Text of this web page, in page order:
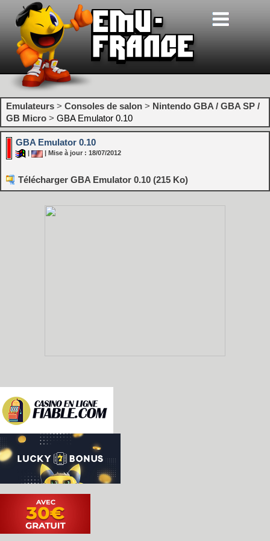
Emulateurs > Consoles de salon > Nintendo GBA / GBA SP /
GB Micro > GBA Emulator 0.10
GBA Emulator 0.10
| Mise à jour : 18/07/2012
Télécharger GBA Emulator 0.10 (215 Ko)